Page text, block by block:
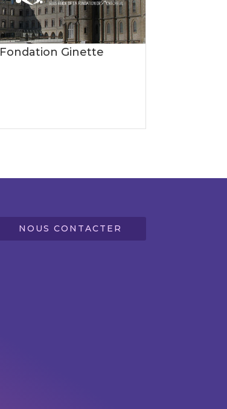
Fondation Ginette
NOUS CONTACTER